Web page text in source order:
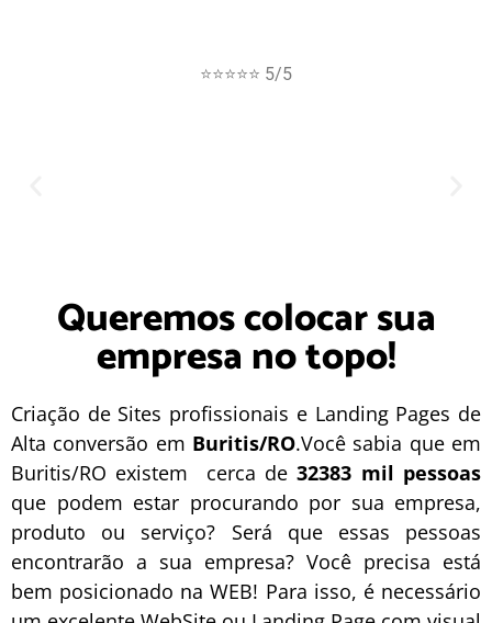
⭐⭐⭐⭐⭐ 5/5
Queremos colocar sua
empresa no topo!
Criação de Sites profissionais e Landing Pages de
Alta conversão em Buritis/RO.Você sabia que em
Buritis/RO existem cerca de32383 mil pessoas
que podem estar procurando por sua empresa,
produto ou serviço? Será que essas pessoas
encontrarão a sua empresa? Você precisa está
bem posicionado na WEB! Para isso, é necessário